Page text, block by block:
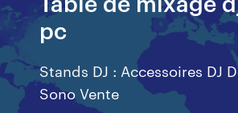
pc
Stands DJ : Accessoires DJ
Sono Vente